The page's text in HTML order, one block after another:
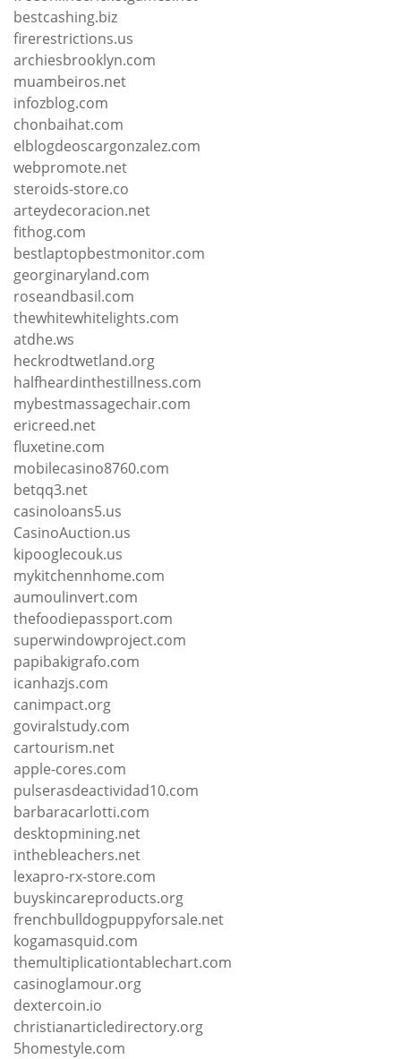
bestcashing.biz
firerestrictions.us
archiesbrooklyn.com
muambeiros.net
infozblog.com
chonbaihat.com
elblogdeoscargonzalez.com
webpromote.net
steroids-store.co
arteydecoracion.net
fithog.com
bestlaptopbestmonitor.com
georginaryland.com
roseandbasil.com
thewhitewhitelights.com
atdhe.ws
heckrodtwetland.org
halfheardinthestillness.com
mybestmassagechair.com
ericreed.net
fluxetine.com
mobilecasino8760.com
betqq3.net
casinoloans5.us
CasinoAuction.us
kipooglecouk.us
mykitchennhome.com
aumoulinvert.com
thefoodiepassport.com
superwindowproject.com
papibakigrafo.com
icanhazjs.com
canimpact.org
goviralstudy.com
cartourism.net
apple-cores.com
pulserasdeactividad10.com
barbaracarlotti.com
desktopmining.net
inthebleachers.net
lexapro-rx-store.com
buyskincareproducts.org
frenchbulldogpuppyforsale.net
kogamasquid.com
themultiplicationtablechart.com
casinoglamour.org
dextercoin.io
christianarticledirectory.org
5homestyle.com